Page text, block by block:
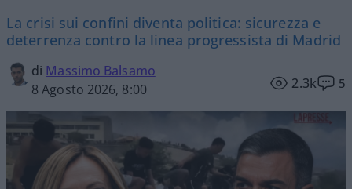
La crisi sui confini diventa politica: sicurezza e
deterrenza contro la linea progressista di Madrid
di Massimo Balsamo
8 Agosto 2026, 8:00
2.3k 5